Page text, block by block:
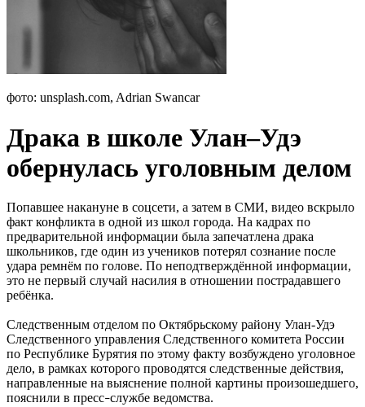
фото: unsplash.com, Adrian Swancar
Драка в школе Улан–Удэ
обернулась уголовным делом
Попавшее накануне в соцсети, а затем в СМИ, видео вскрыло
факт конфликта в одной из школ города. На кадрах по
предварительной информации была запечатлена драка
школьников, где один из учеников потерял сознание после
удара ремнём по голове. По неподтверждённой информации,
это не первый случай насилия в отношении пострадавшего
ребёнка.
Следственным отделом по Октябрьскому району Улан-Удэ
Следственного управления Следственного комитета России
по Республике Бурятия по этому факту возбуждено уголовное
дело, в рамках которого проводятся следственные действия,
направленные на выяснение полной картины произошедшего,
пояснили в пресс–службе ведомства.